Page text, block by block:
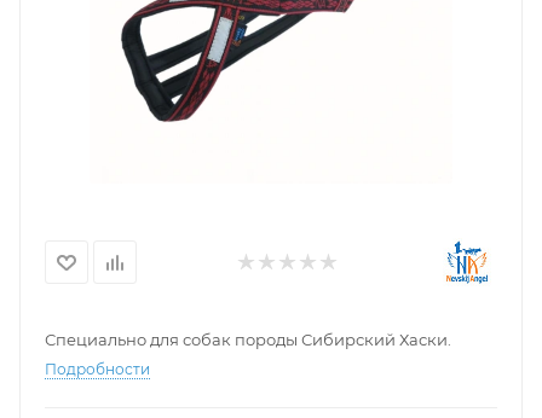
Специально для собак породы Сибирский Хаски.
Подробности